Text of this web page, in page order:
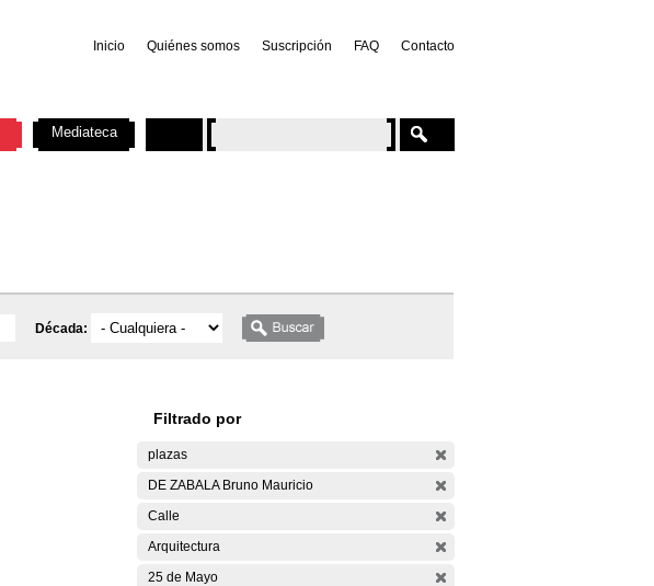
Inicio Quiénes somos Suscripción FAQ Contacto
Década:
Filtrado por
plazas
DE ZABALA Bruno Mauricio
Calle
Arquitectura
25 de Mayo
Mediateca